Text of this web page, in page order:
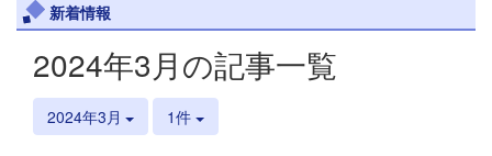
新着情報
2024年3月の記事一覧
2024年3月 1件